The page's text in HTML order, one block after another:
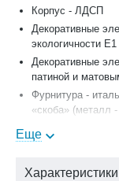
Корпус - ЛДСП
Декоративные
экологичности
Декоративные
патиной и
Фурнитура -
«скоба» (металл
Размеры:
глубина: 500 мм
Еще
Характеристики